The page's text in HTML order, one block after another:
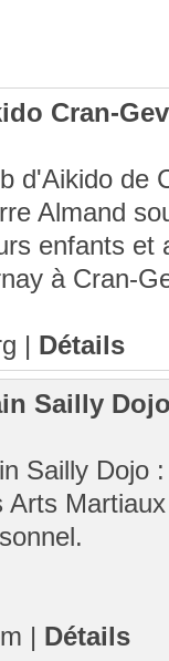
Cran-
d'Aikido de
Almand
enfants et
à Cran-
| Détails
Sailly
Sailly Dojo
Arts
| Détails